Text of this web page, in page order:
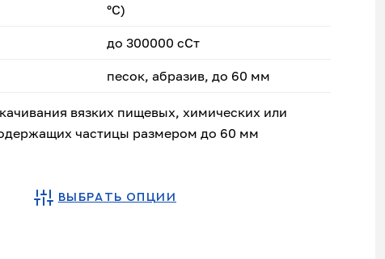
°С)
до 300000 сСт
песок, абразив, до 60 мм
вязких пищевых, химических или
частицы размером до 60 мм
ВЫБРАТЬ ОПЦИИ